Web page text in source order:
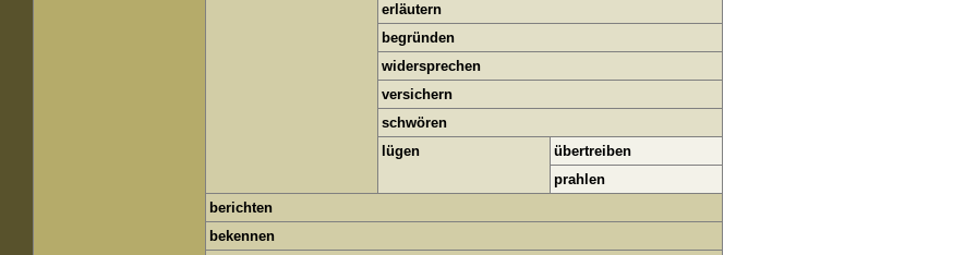
erläutern
begründen
widersprechen
versichern
schwören
lügen
übertreiben
prahlen
berichten
bekennen